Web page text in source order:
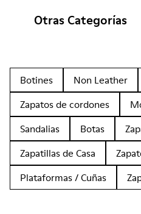
Otras Categorías
Botines Non Leather
Zapatos de cordones
Sandalias
Botas
Zapatillas de Casa
Plataformas / Cuñas